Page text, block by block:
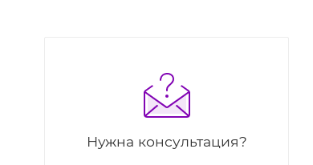
Нужна консультация?